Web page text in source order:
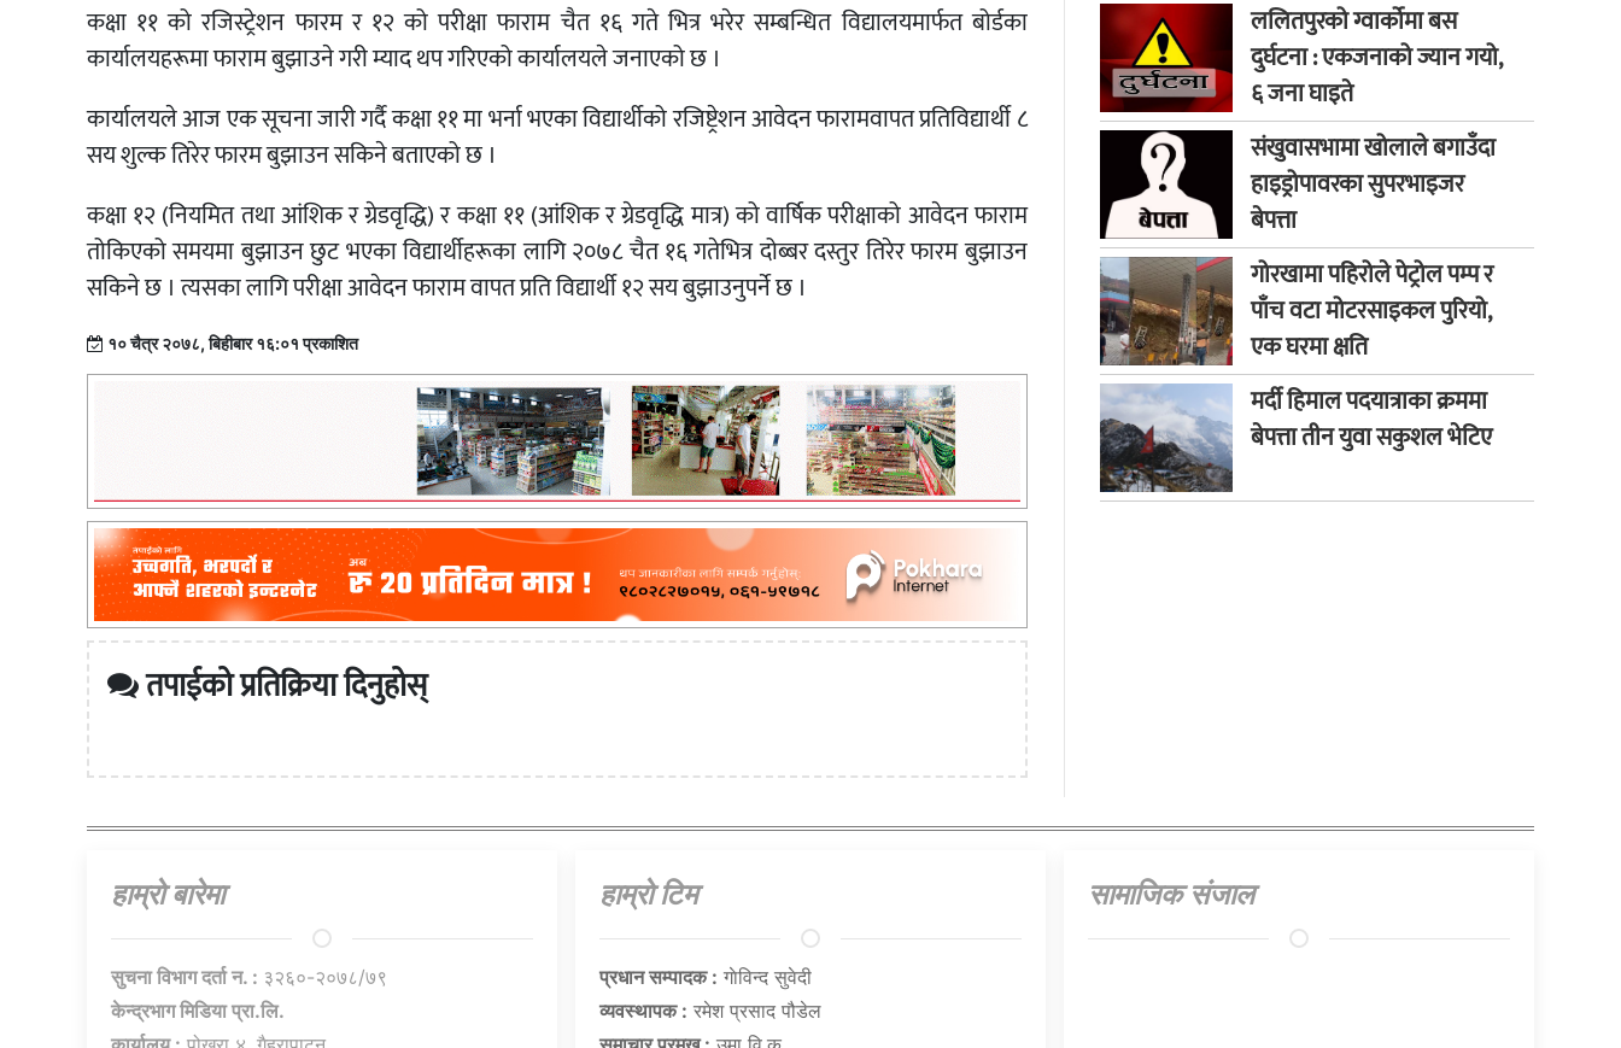
कक्षा ११ को रजिस्ट्रेशन फारम र १२ को परीक्षा फाराम चैत १६ गते भित्र भरेर सम्बन्धित विद्यालयमार्फत बोर्डका
कार्यालयहरूमा फाराम बुझाउने गरी म्याद थप गरिएको कार्यालयले जनाएको छ ।
कार्यालयले आज एक सूचना जारी गर्दै कक्षा ११ मा भर्ना भएका विद्यार्थीको रजिष्ट्रेशन आवेदन फारामवापत प्रतिविद्यार्थी ८
सय शुल्क तिरेर फारम बुझाउन सकिने बताएको छ ।
कक्षा १२ (नियमित तथा आंशिक र ग्रेडवृद्धि) र कक्षा ११ (आंशिक र ग्रेडवृद्धि मात्र) को वार्षिक परीक्षाको आवेदन फाराम
तोकिएको समयमा बुझाउन छुट भएका विद्यार्थीहरूका लागि २०७८ चैत १६ गतेभित्र दोब्बर दस्तुर तिरेर फारम बुझाउन
सकिने छ । त्यसका लागि परीक्षा आवेदन फाराम वापत प्रति विद्यार्थी १२ सय बुझाउनुपर्ने छ ।
१० चैत्र २०७८, बिहीबार १६:०१ प्रकाशित
तपाईको प्रतिक्रिया दिनुहोस्
ललितपुरको ग्वार्कोमा बस
दुर्घटना : एकजनाको ज्यान गयो,
६ जना घाइते
संखुवासभामा खोलाले बगाउँदा
हाइड्रोपावरका सुपरभाइजर
बेपत्ता
गोरखामा पहिरोले पेट्रोल पम्प र
पाँच वटा मोटरसाइकल पुरियो,
एक घरमा क्षति
मर्दी हिमाल पदयात्राका क्रममा
बेपत्ता तीन युवा सकुशल भेटिए
हाम्राे बारेमा
सुचना विभाग दर्ता न. : ३२६०-२०७८/७९
केन्द्रभाग मिडिया प्रा.लि.
हाम्राे टिम
प्रधान सम्पादक : गाेविन्द सुवेदी
व्यवस्थापक : रमेश प्रसाद पौडेल
सामाजिक संजाल